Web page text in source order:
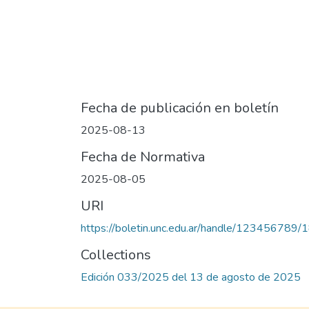
Fecha de publicación en boletín
2025-08-13
Fecha de Normativa
2025-08-05
URI
https://boletin.unc.edu.ar/handle/123456789/
Collections
Edición 033/2025 del 13 de agosto de 2025